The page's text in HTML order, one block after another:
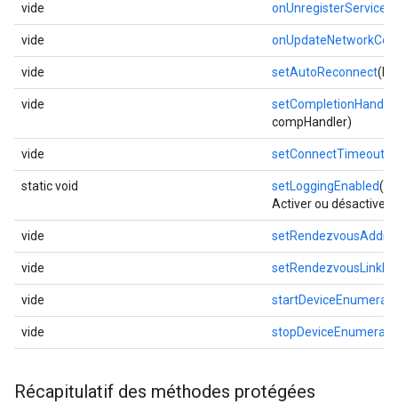
vide
vide
vide setAutoReconnect
vide
setCompletionHandler
compHandler)
vide setConnectTimeout
static void setLoggingEnabled
Activer ou désactiver
vide
vide
vide
vide
Récapitulatif des méthodes protégées